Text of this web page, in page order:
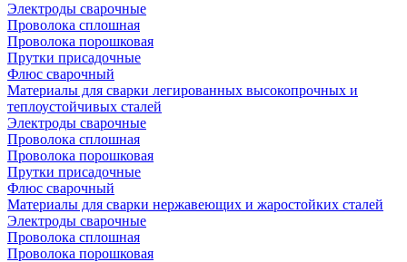
Электроды сварочные
Проволока сплошная
Проволока порошковая
Прутки присадочные
Флюс сварочный
Материалы для сварки легированных высокопрочных и
теплоустойчивых сталей
Электроды сварочные
Проволока сплошная
Проволока порошковая
Прутки присадочные
Флюс сварочный
Материалы для сварки нержавеющих и жаростойких сталей
Электроды сварочные
Проволока сплошная
Проволока порошковая